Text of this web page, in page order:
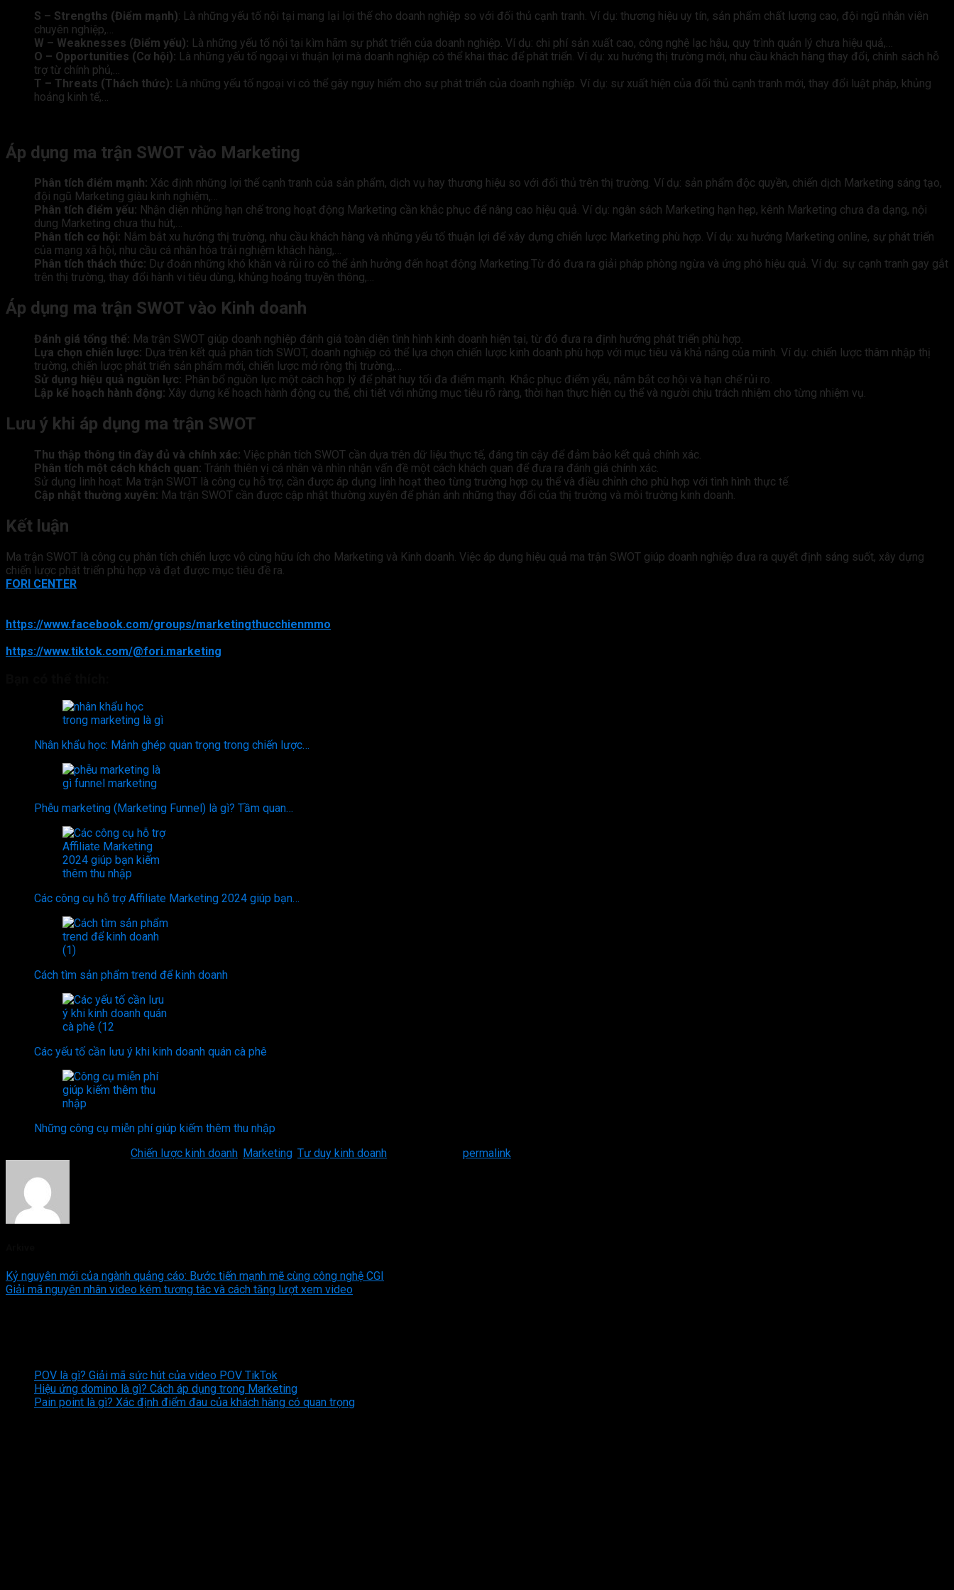
S – Strengths (Điểm mạnh): Là những yếu tố nội tại mang lại lợi thế cho doanh nghiệp so với đối thủ cạnh tranh. Ví dụ: thương hiệu uy tín, sản phẩm chất lượng cao, đội ngũ nhân viên
chuyên nghiệp,…
W – Weaknesses (Điểm yếu): Là những yếu tố nội tại kìm hãm sự phát triển của doanh nghiệp. Ví dụ: chi phí sản xuất cao, công nghệ lạc hậu, quy trình quản lý chưa hiệu quả,…
O – Opportunities (Cơ hội): Là những yếu tố ngoại vi thuận lợi mà doanh nghiệp có thể khai thác để phát triển. Ví dụ: xu hướng thị trường mới, nhu cầu khách hàng thay đổi, chính sách hỗ
trợ từ chính phủ,…
T – Threats (Thách thức): Là những yếu tố ngoại vi có thể gây nguy hiểm cho sự phát triển của doanh nghiệp. Ví dụ: sự xuất hiện của đối thủ cạnh tranh mới, thay đổi luật pháp, khủng
hoảng kinh tế,…
Áp dụng ma trận SWOT vào Marketing
Phân tích điểm mạnh: Xác định những lợi thế cạnh tranh của sản phẩm, dịch vụ hay thương hiệu so với đối thủ trên thị trường. Ví dụ: sản phẩm độc quyền, chiến dịch Marketing sáng tạo,
đội ngũ Marketing giàu kinh nghiệm,…
Phân tích điểm yếu: Nhận diện những hạn chế trong hoạt động Marketing cần khắc phục để nâng cao hiệu quả. Ví dụ: ngân sách Marketing hạn hẹp, kênh Marketing chưa đa dạng, nội
dung Marketing chưa thu hút,…
Phân tích cơ hội: Nắm bắt xu hướng thị trường, nhu cầu khách hàng và những yếu tố thuận lợi để xây dựng chiến lược Marketing phù hợp. Ví dụ: xu hướng Marketing online, sự phát triển
của mạng xã hội, nhu cầu cá nhân hóa trải nghiệm khách hàng,…
Phân tích thách thức: Dự đoán những khó khăn và rủi ro có thể ảnh hưởng đến hoạt động Marketing.Từ đó đưa ra giải pháp phòng ngừa và ứng phó hiệu quả. Ví dụ: sự cạnh tranh gay gắt
trên thị trường, thay đổi hành vi tiêu dùng, khủng hoảng truyền thông,…
Áp dụng ma trận SWOT vào Kinh doanh
Đánh giá tổng thể: Ma trận SWOT giúp doanh nghiệp đánh giá toàn diện tình hình kinh doanh hiện tại, từ đó đưa ra định hướng phát triển phù hợp.
Lựa chọn chiến lược: Dựa trên kết quả phân tích SWOT, doanh nghiệp có thể lựa chọn chiến lược kinh doanh phù hợp với mục tiêu và khả năng của mình. Ví dụ: chiến lược thâm nhập thị
trường, chiến lược phát triển sản phẩm mới, chiến lược mở rộng thị trường,…
Sử dụng hiệu quả nguồn lực: Phân bổ nguồn lực một cách hợp lý để phát huy tối đa điểm mạnh. Khắc phục điểm yếu, nắm bắt cơ hội và hạn chế rủi ro.
Lập kế hoạch hành động: Xây dựng kế hoạch hành động cụ thể, chi tiết với những mục tiêu rõ ràng, thời hạn thực hiện cụ thể và người chịu trách nhiệm cho từng nhiệm vụ.
Lưu ý khi áp dụng ma trận SWOT
Thu thập thông tin đầy đủ và chính xác: Việc phân tích SWOT cần dựa trên dữ liệu thực tế, đáng tin cậy để đảm bảo kết quả chính xác.
Phân tích một cách khách quan: Tránh thiên vị cá nhân và nhìn nhận vấn đề một cách khách quan để đưa ra đánh giá chính xác.
Sử dụng linh hoạt: Ma trận SWOT là công cụ hỗ trợ, cần được áp dụng linh hoạt theo từng trường hợp cụ thể và điều chỉnh cho phù hợp với tình hình thực tế.
Cập nhật thường xuyên: Ma trận SWOT cần được cập nhật thường xuyên để phản ánh những thay đổi của thị trường và môi trường kinh doanh.
Kết luận
Ma trận SWOT là công cụ phân tích chiến lược vô cùng hữu ích cho Marketing và Kinh doanh. Việc áp dụng hiệu quả ma trận SWOT giúp doanh nghiệp đưa ra quyết định sáng suốt, xây dựng
chiến lược phát triển phù hợp và đạt được mục tiêu đề ra.
FORI CENTER
https://www.facebook.com/groups/marketingthucchienmmo
https://www.tiktok.com/@fori.marketing
Nhân khẩu học: Mảnh ghép quan trọng trong chiến lược…
Phễu marketing (Marketing Funnel) là gì? Tầm quan…
Các công cụ hỗ trợ Affiliate Marketing 2024 giúp bạn…
Cách tìm sản phẩm trend để kinh doanh
Các yếu tố cần lưu ý khi kinh doanh quán cà phê
Những công cụ miễn phí giúp kiếm thêm thu nhập
Chiến lược kinh doanh Marketing Tư duy kinh doanh permalink
Kỷ nguyên mới của ngành quảng cáo: Bước tiến mạnh mẽ cùng công nghệ CGI
Giải mã nguyên nhân video kém tương tác và cách tăng lượt xem video
POV là gì? Giải mã sức hút của video POV TikTok
Hiệu ứng domino là gì? Cách áp dụng trong Marketing
Pain point là gì? Xác định điểm đau của khách hàng có quan trọng